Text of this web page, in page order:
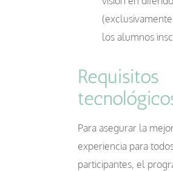
los alumnos
Requisitos
Para asegurar la
experiencia para
participantes, el